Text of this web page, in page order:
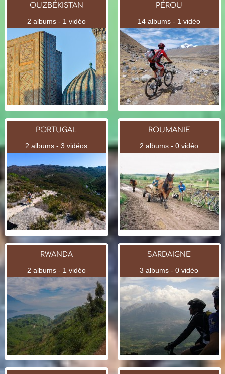
OUZBÉKISTAN
2 albums - 1 vidéo
PÉROU
14 albums - 1 vidéo
PORTUGAL
2 albums - 3 vidéos
ROUMANIE
2 albums - 0 vidéo
RWANDA
2 albums - 1 vidéo
SARDAIGNE
3 albums - 0 vidéo